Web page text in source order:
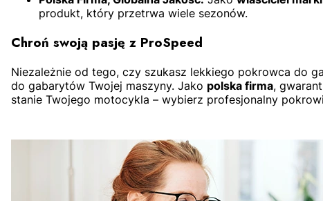
produkt, który przetrwa wiele sezonów.
Chroń swoją pasję z ProSpeed
Niezależnie od tego, czy szukasz lekkiego pokrowca do
do gabarytów Twojej maszyny. Jako polska firma,
stanie Twojego motocykla – wybierz profesjonalny